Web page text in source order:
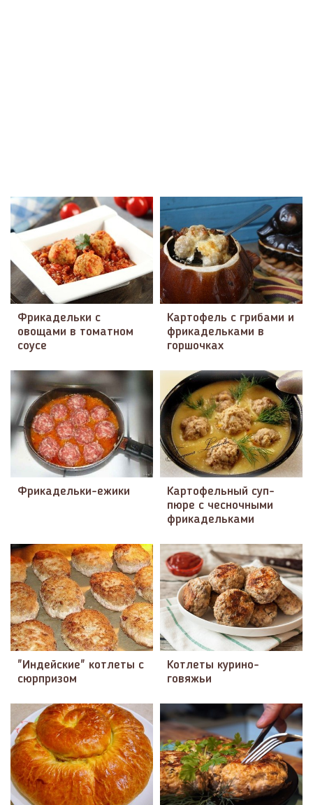
Фрикадельки с
овощами в томатном
соусе
Картофель с грибами и
фрикадельками в
горшочках
Фрикадельки-ежики
Картофельный суп-
пюре с чесночными
фрикадельками
"Индейские" котлеты с
сюрпризом
Котлеты курино-
говяжьи